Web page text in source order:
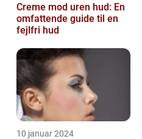
Creme mod uren hud: En
omfattende guide til en
fejlfri hud
10 januar 2024